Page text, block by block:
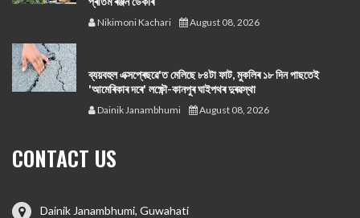
Nikimoni Kachari August 08, 2026
ব্যয়বহুল এক্সপ্ৰেছৱে'ত মেলিছে ৮৪টা ফাট, মুকলিৰ ১৮ দিন পাছতেই
'আমেৰিকাৰ দৰে' লক্ষ্ণৌ-কানপুৰ ঘাইপথৰ দুৰৱস্থা
Dainik Janambhumi August 08, 2026
CONTACT US
Dainik Janambhumi, Guwahati